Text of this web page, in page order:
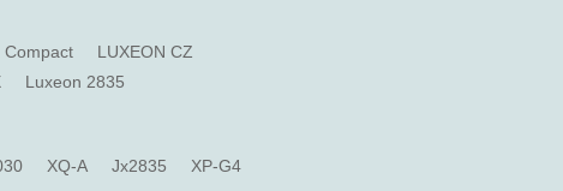
Compact
LUXEON CZ
Luxeon 2835
XQ-A Jx2835
XP-G4